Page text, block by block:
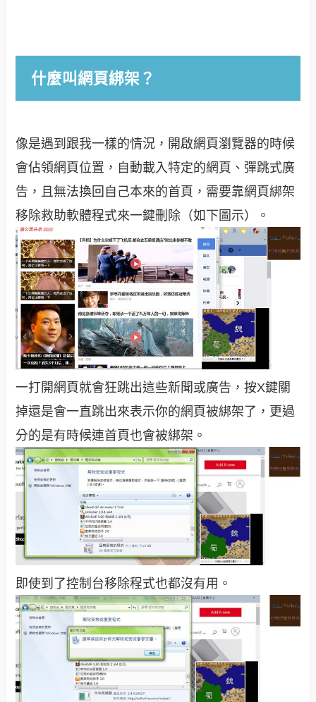
什麼叫網頁綁架？
像是遇到跟我一樣的情況，開啟網頁瀏覽器的時候
會佔領網頁位置，自動載入特定的網頁、彈跳式廣
告，且無法換回自己本來的首頁，需要靠網頁綁架
移除救助軟體程式來一鍵刪除（如下圖示）
。
一打開網頁就會狂跳出這些新聞或廣告，按X鍵關
掉還是會一直跳出來表示你的網頁被綁架了，更過
分的是有時候連首頁也會被綁架。
即使到了控制台移除程式也都沒有用。